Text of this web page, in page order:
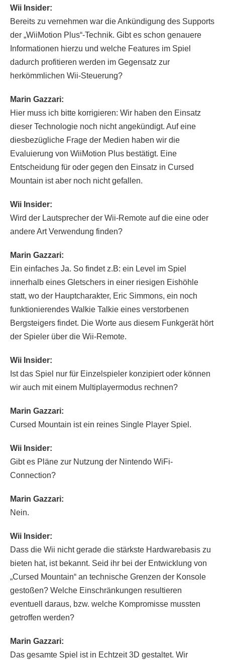
Wii Insider:
Bereits zu vernehmen war die Ankündigung des Supports
der „WiiMotion Plus“-Technik. Gibt es schon genauere
Informationen hierzu und welche Features im Spiel
dadurch profitieren werden im Gegensatz zur
herkömmlichen Wii-Steuerung?
Marin Gazzari:
Hier muss ich bitte korrigieren: Wir haben den Einsatz
dieser Technologie noch nicht angekündigt. Auf eine
diesbezügliche Frage der Medien haben wir die
Evaluierung von WiiMotion Plus bestätigt. Eine
Entscheidung für oder gegen den Einsatz in Cursed
Mountain ist aber noch nicht gefallen.
Wii Insider:
Wird der Lautsprecher der Wii-Remote auf die eine oder
andere Art Verwendung finden?
Marin Gazzari:
Ein einfaches Ja. So findet z.B: ein Level im Spiel
innerhalb eines Gletschers in einer riesigen Eishöhle
statt, wo der Hauptcharakter, Eric Simmons, ein noch
funktionierendes Walkie Talkie eines verstorbenen
Bergsteigers findet. Die Worte aus diesem Funkgerät hört
der Spieler über die Wii-Remote.
Wii Insider:
Ist das Spiel nur für Einzelspieler konzipiert oder können
wir auch mit einem Multiplayermodus rechnen?
Marin Gazzari:
Cursed Mountain ist ein reines Single Player Spiel.
Wii Insider:
Gibt es Pläne zur Nutzung der Nintendo WiFi-
Connection?
Marin Gazzari:
Nein.
Wii Insider:
Dass die Wii nicht gerade die stärkste Hardwarebasis zu
bieten hat, ist bekannt. Seid ihr bei der Entwicklung von
„Cursed Mountain“ an technische Grenzen der Konsole
gestoßen? Welche Einschränkungen resultieren
eventuell daraus, bzw. welche Kompromisse mussten
getroffen werden?
Marin Gazzari:
Das gesamte Spiel ist in Echtzeit 3D gestaltet. Wir